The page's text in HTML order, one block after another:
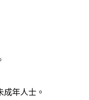
年人士。